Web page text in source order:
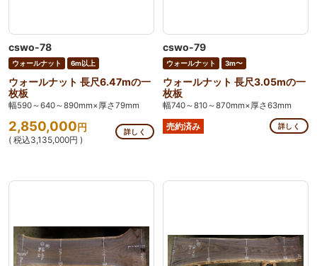
cswo-78
ウォールナット 6m以上
ウォールナット 長尺6.47mの一
枚板
幅590～640～890mm×厚さ79mm
2,850,000円
( 税込3,135,000円 )
詳しく
cswo-79
ウォールナット 3m〜
ウォールナット 長尺3.05mの一
枚板
幅740～810～870mm×厚さ63mm
売約済み 詳しく